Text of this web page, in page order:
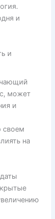
и
и
может
и
своем
на